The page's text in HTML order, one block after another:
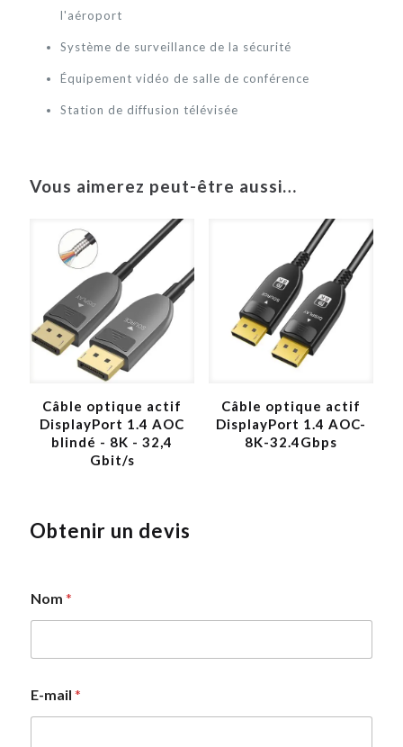
l'aéroport
Système de surveillance de la sécurité
Équipement vidéo de salle de conférence
Station de diffusion télévisée
Vous aimerez peut-être aussi…
Câble optique actif
DisplayPort 1.4 AOC
blindé - 8K - 32,4
Gbit/s
Câble optique actif
DisplayPort 1.4 AOC-
8K-32.4Gbps
Obtenir un devis
Nom *
o
m
E-mail *